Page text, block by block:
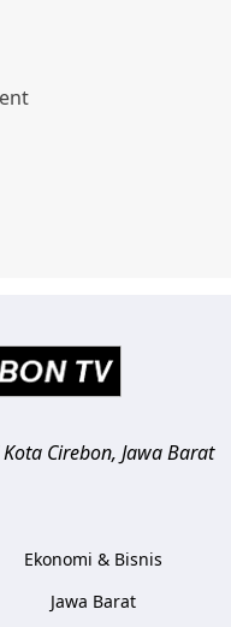
Kota Cirebon, Jawa Barat
Ekonomi & Bisnis
Jawa Barat